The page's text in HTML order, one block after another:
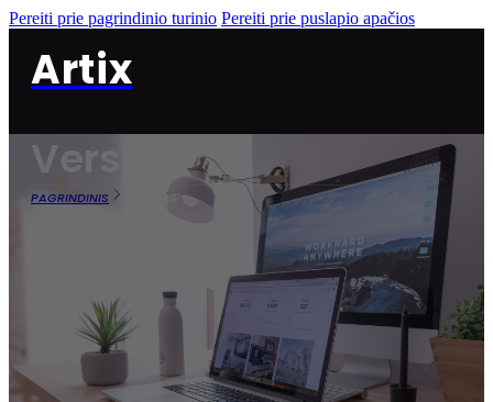
Pereiti prie pagrindinio turinio Pereiti prie puslapio apačios
Artix
Verslas
PAGRINDINIS VERSLAS